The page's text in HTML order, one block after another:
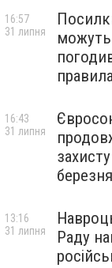
16:57
31 липня
16:43
31 липня
Раду
13:16
31 липня